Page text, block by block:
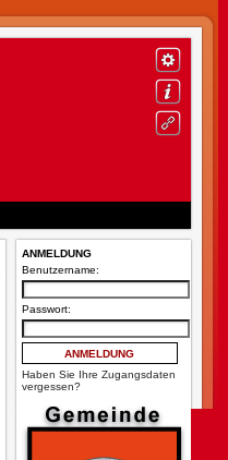
ANMELDUNG
Benutzername:
Passwort:
Haben Sie Ihre Zugangsdaten
vergessen?